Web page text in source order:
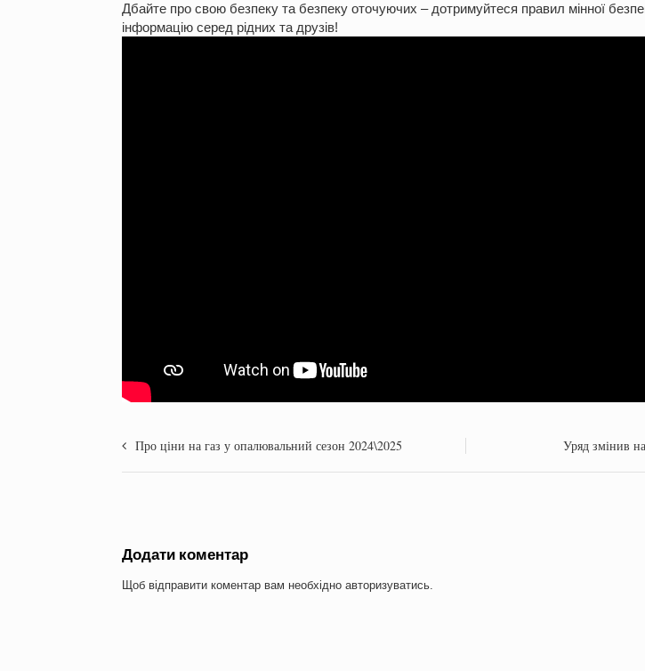
Дбайте про свою безпеку та безпеку оточуючих – дотримуйтеся правил мінної
інформацію серед рідних та друзів!
Про ціни на газ у опалювальний сезон 2024\2025 Уряд змінив
Додати коментар
Щоб відправити коментар вам необхідно авторизуватись